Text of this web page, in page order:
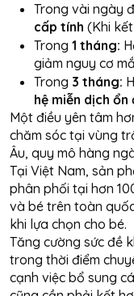
Trong vài ngày
cấp tính (Khi
Trong 1 tháng:
giảm nguy cơ
Trong 3 tháng:
hệ miễn dịch ổn
Một điều yên tâm
chăm sóc tại vùng
Âu, quy mô hàng
Tại Việt Nam, sản
phân phối tại hơn
và bé trên toàn
khi lựa chọn cho bé.
Tăng cường sức đề
trong thời điểm
cạnh việc bổ sung